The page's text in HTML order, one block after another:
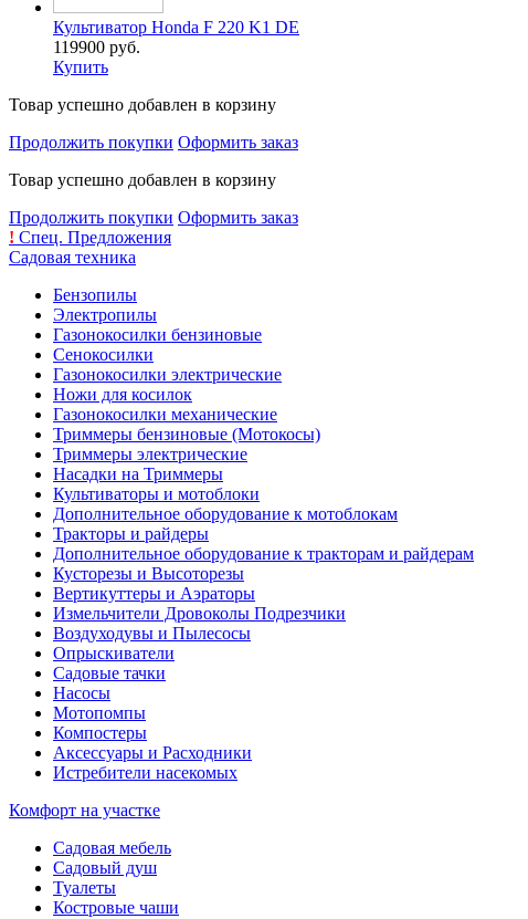
Культиватор Honda F 220 K1 DE
119900 руб.
Купить
Товар успешно добавлен в корзину
Продолжить покупки Оформить заказ
Товар успешно добавлен в корзину
Продолжить покупки Оформить заказ
! Спец. Предложения
Садовая техника
Бензопилы
Электропилы
Газонокосилки бензиновые
Сенокосилки
Газонокосилки электрические
Ножи для косилок
Газонокосилки механические
Триммеры бензиновые (Мотокосы)
Триммеры электрические
Насадки на Триммеры
Культиваторы и мотоблоки
Дополнительное оборудование к мотоблокам
Тракторы и райдеры
Дополнительное оборудование к тракторам и райдерам
Кусторезы и Высоторезы
Вертикуттеры и Аэраторы
Измельчители Дровоколы Подрезчики
Воздуходувы и Пылесосы
Опрыскиватели
Садовые тачки
Насосы
Мотопомпы
Компостеры
Аксессуары и Расходники
Истребители насекомых
Комфорт на участке
Садовая мебель
Садовый душ
Туалеты
Костровые чаши